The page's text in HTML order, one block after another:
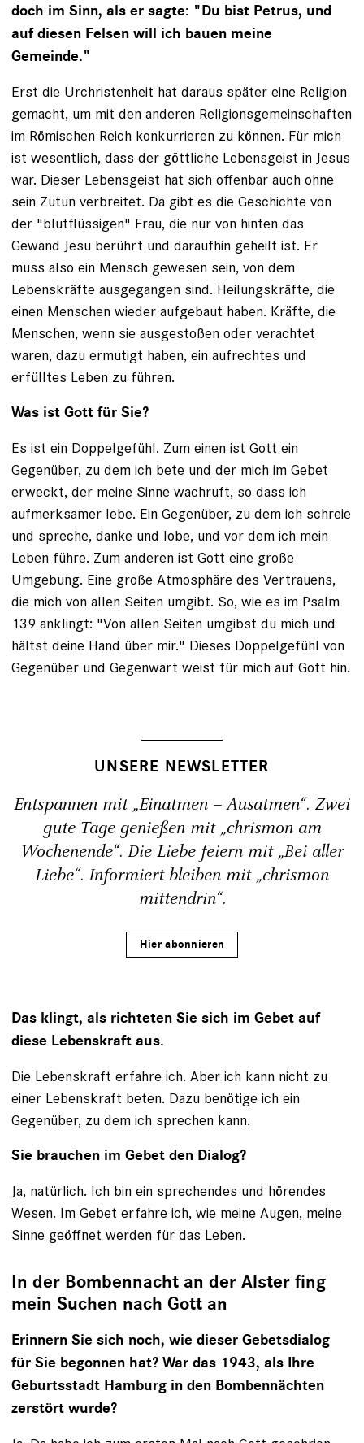
doch im Sinn, als er sagte: "Du bist Petrus, und
auf diesen Felsen will ich bauen meine
Gemeinde."
Erst die Urchristenheit hat daraus später eine Religion
gemacht, um mit den anderen Religionsgemeinschaften
im Römischen Reich konkurrieren zu können. Für mich
ist wesentlich, dass der göttliche Lebensgeist in Jesus
war. Dieser Lebensgeist hat sich offenbar auch ohne
sein Zutun verbreitet. Da gibt es die Geschichte von
der "blutflüssigen" Frau, die nur von hinten das
Gewand Jesu berührt und daraufhin geheilt ist. Er
muss also ein Mensch gewesen sein, von dem
Lebenskräfte ausgegangen sind. Heilungskräfte, die
einen Menschen wieder aufgebaut haben. Kräfte, die
Menschen, wenn sie ausgestoßen oder verachtet
waren, dazu ermutigt haben, ein aufrechtes und
erfülltes Leben zu führen.
Was ist Gott für Sie?
Es ist ein Doppelgefühl. Zum einen ist Gott ein
Gegenüber, zu dem ich bete und der mich im Gebet
erweckt, der meine Sinne wachruft, so dass ich
aufmerksamer lebe. Ein Gegenüber, zu dem ich schreie
und spreche, danke und lobe, und vor dem ich mein
Leben führe. Zum anderen ist Gott eine große
Umgebung. Eine große Atmosphäre des Vertrauens,
die mich von allen Seiten umgibt. So, wie es im Psalm
139 anklingt: "Von allen Seiten umgibst du mich und
hältst deine Hand über mir." Dieses Doppelgefühl von
Gegenüber und Gegenwart weist für mich auf Gott hin.
UNSERE NEWSLETTER
Entspannen mit „Einatmen – Ausatmen“. Zwei
gute Tage genießen mit „chrismon am
Wochenende“. Die Liebe feiern mit „Bei aller
Liebe“. Informiert bleiben mit „chrismon
mittendrin“.
Hier abonnieren
Das klingt, als richteten Sie sich im Gebet auf
diese Lebenskraft aus.
Die Lebenskraft erfahre ich. Aber ich kann nicht zu
einer Lebenskraft beten. Dazu benötige ich ein
Gegenüber, zu dem ich sprechen kann.
Sie brauchen im Gebet den Dialog?
Ja, natürlich. Ich bin ein sprechendes und hörendes
Wesen. Im Gebet erfahre ich, wie meine Augen, meine
Sinne geöffnet werden für das Leben.
In der Bombennacht an der Alster fing
mein Suchen nach Gott an
Erinnern Sie sich noch, wie dieser Gebetsdialog
für Sie begonnen hat? War das 1943, als Ihre
Geburtsstadt Hamburg in den Bombennächten
zerstört wurde?